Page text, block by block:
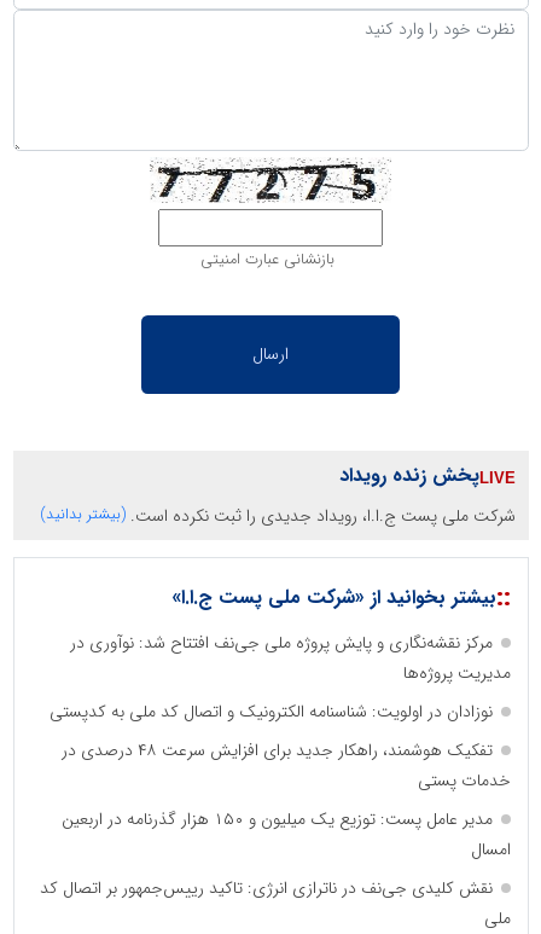
بازنشانی عبارت امنیتی
پخش زنده رویداد
شرکت ملی پست ج.ا.ا، رویداد جدیدی را ثبت نکرده است. (بیشتر بدانید)
::بیشتر بخوانید از «شرکت ملی پست ج.ا.ا»
مرکز نقشه‌نگاری و پایش پروژه ملی جی‌نف افتتاح شد: نوآوری در
مدیریت پروژه‌ها
نوزادان در اولویت: شناسنامه الکترونیک و اتصال کد ملی به کدپستی
تفکیک هوشمند، راهکار جدید برای افزایش سرعت ۴۸ درصدی در
خدمات پستی
مدیر عامل پست: توزیع یک میلیون و ۱۵۰ هزار گذرنامه در اربعین
امسال
نقش کلیدی جی‌نف در ناترازی انرژی: تاکید رییس‌جمهور بر اتصال کد
ملی